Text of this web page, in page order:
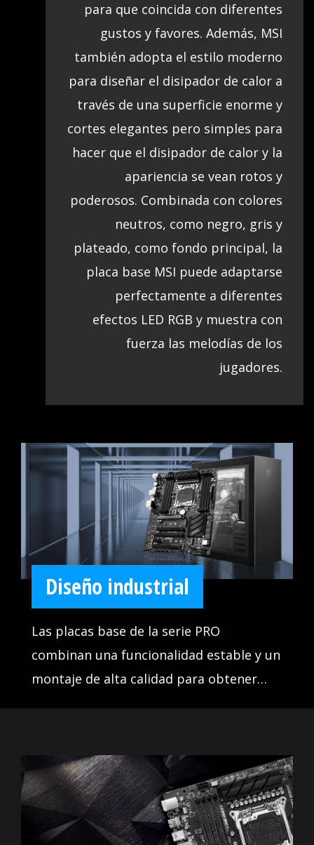
para que coincida con diferentes
gustos y favores. Además, MSI
también adopta el estilo moderno
para diseñar el disipador de calor a
través de una superficie enorme y
cortes elegantes pero simples para
hacer que el disipador de calor y la
apariencia se vean rotos y
poderosos. Combinada con colores
neutros, como negro, gris y
plateado, como fondo principal, la
placa base MSI puede adaptarse
perfectamente a diferentes
efectos LED RGB y muestra con
fuerza las melodías de los
jugadores.
Diseño industrial
Las placas base de la serie PRO
combinan una funcionalidad estable y un
montaje de alta calidad para obtener
de la serie PRO facilitan la vida de las
empresas y el uso de oficinas.